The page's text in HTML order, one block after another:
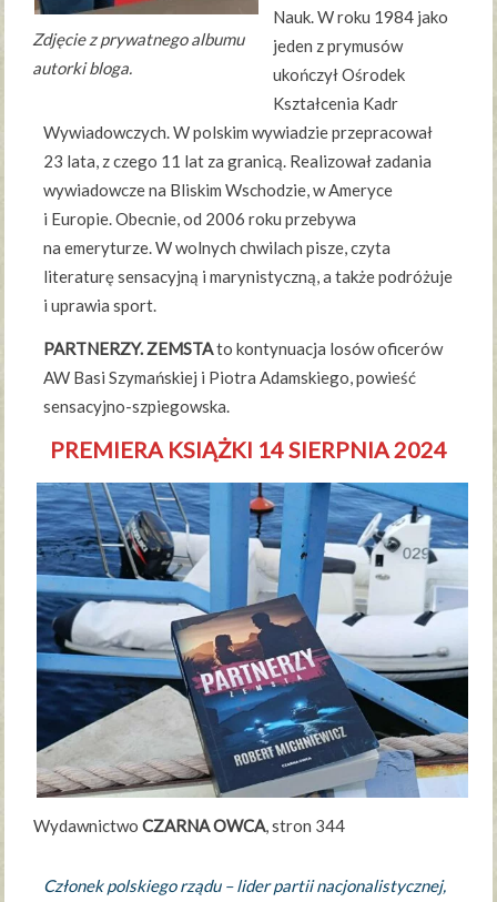
Zdjęcie z prywatnego albumu
autorki bloga.
Nauk. W roku 1984 jako
jeden z prymusów
ukończył Ośrodek
Kształcenia Kadr
Wywiadowczych. W polskim wywiadzie przepracował
23 lata, z czego 11 lat za granicą. Realizował zadania
wywiadowcze na Bliskim Wschodzie, w Ameryce
i Europie. Obecnie, od 2006 roku przebywa
na emeryturze. W wolnych chwilach pisze, czyta
literaturę sensacyjną i marynistyczną, a także podróżuje
i uprawia sport.
PARTNERZY. ZEMSTAto kontynuacja losów oficerów
AW Basi Szymańskiej i Piotra Adamskiego, powieść
sensacyjno-szpiegowska.
PREMIERA KSIĄŻKI 14 SIERPNIA 2024
Wydawnictwo CZARNA OWCA, stron 344
Członek polskiego rządu – lider partii nacjonalistycznej,